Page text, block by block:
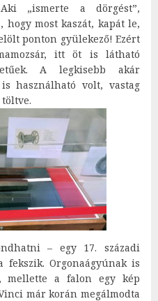
„ismerte a dörgést”,
most kaszát, kapát le,
ponton gyülekező! Ezért
itt öt is látható
A legkisebb akár
használható volt, vastag
– egy 17. századi
fekszik. Orgonaágyúnak is
mellette a falon egy kép
már korán megálmodta